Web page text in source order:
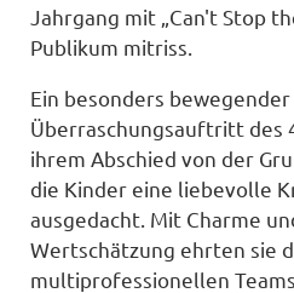
Jahrgang mit „Can't Stop
Publikum mitriss.
Ein besonders
Überraschungsauftritt des
ihrem Abschied von der
die Kinder eine liebevolle
ausgedacht. Mit Charme
Wertschätzung ehrten sie
multiprofessionellen